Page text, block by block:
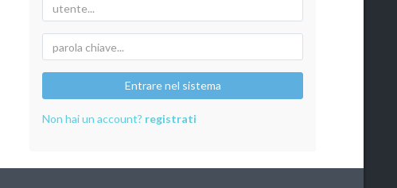
Entrare nel sistema
Non hai un account? registrati